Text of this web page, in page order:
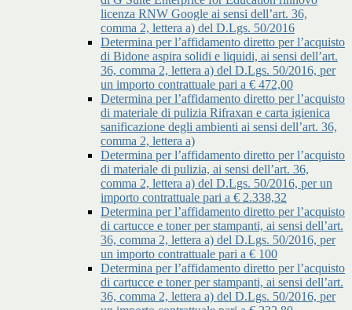
licenza RNW Google ai sensi dell’art. 36,
comma 2, lettera a) del D.Lgs. 50/2016
Determina per l’affidamento diretto per l’acquisto
di Bidone aspira solidi e liquidi, ai sensi dell’art.
36, comma 2, lettera a) del D.Lgs. 50/2016, per
un importo contrattuale pari a € 472,00
Determina per l’affidamento diretto per l’acquisto
di materiale di pulizia Rifraxan e carta igienica
sanificazione degli ambienti ai sensi dell’art. 36,
comma 2, lettera a)
Determina per l’affidamento diretto per l’acquisto
di materiale di pulizia, ai sensi dell’art. 36,
comma 2, lettera a) del D.Lgs. 50/2016, per un
importo contrattuale pari a € 2.338,32
Determina per l’affidamento diretto per l’acquisto
di cartucce e toner per stampanti, ai sensi dell’art.
36, comma 2, lettera a) del D.Lgs. 50/2016, per
un importo contrattuale pari a € 100
Determina per l’affidamento diretto per l’acquisto
di cartucce e toner per stampanti, ai sensi dell’art.
36, comma 2, lettera a) del D.Lgs. 50/2016, per